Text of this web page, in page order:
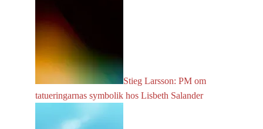
Stieg Larsson: PM om
tatueringarnas symbolik hos Lisbeth Salander